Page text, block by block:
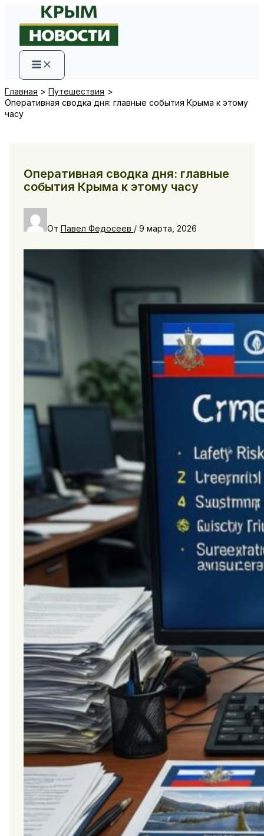
содержимому
Главная
Путешествия
Оперативная сводка дня: главные события Крыма к этому
часу
Оперативная сводка дня: главные
события Крыма к этому часу
От Павел Федосеев / 9 марта, 2026